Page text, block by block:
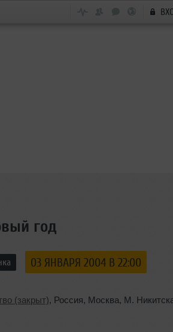
год
03 ЯНВАРЯ 2004 В 22:00
(закрыт), Россия, Москва, М.